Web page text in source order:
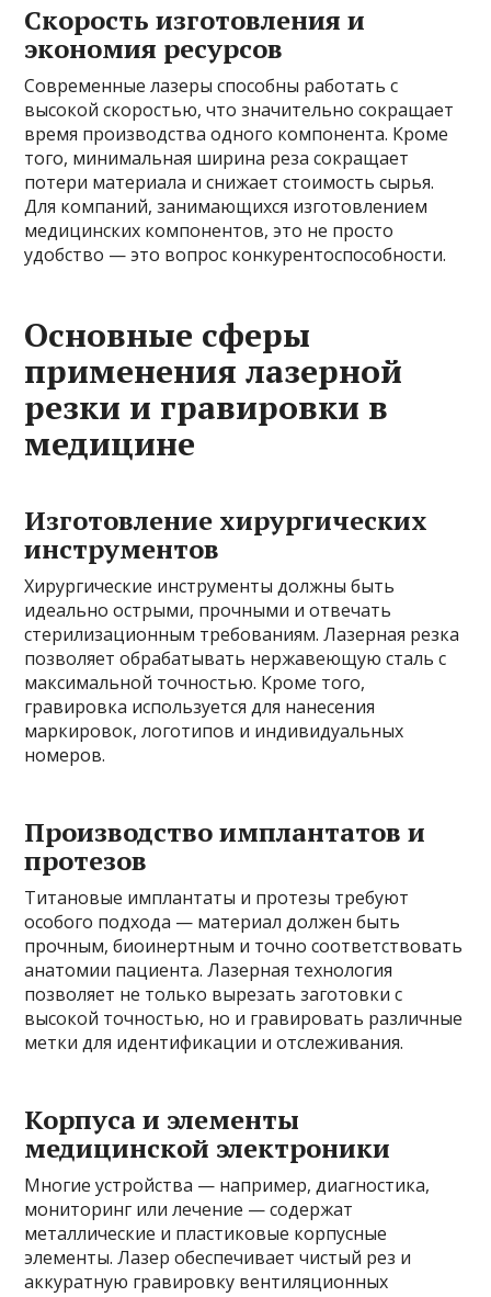
Скорость изготовления и
экономия ресурсов
Современные лазеры способны работать с
высокой скоростью, что значительно сокращает
время производства одного компонента. Кроме
того, минимальная ширина реза сокращает
потери материала и снижает стоимость сырья.
Для компаний, занимающихся изготовлением
медицинских компонентов, это не просто
удобство — это вопрос конкурентоспособности.
Основные сферы
применения лазерной
резки и гравировки в
медицине
Изготовление хирургических
инструментов
Хирургические инструменты должны быть
идеально острыми, прочными и отвечать
стерилизационным требованиям. Лазерная резка
позволяет обрабатывать нержавеющую сталь с
максимальной точностью. Кроме того,
гравировка используется для нанесения
маркировок, логотипов и индивидуальных
номеров.
Производство имплантатов и
протезов
Титановые имплантаты и протезы требуют
особого подхода — материал должен быть
прочным, биоинертным и точно соответствовать
анатомии пациента. Лазерная технология
позволяет не только вырезать заготовки с
высокой точностью, но и гравировать различные
метки для идентификации и отслеживания.
Корпуса и элементы
медицинской электроники
Многие устройства — например, диагностика,
мониторинг или лечение — содержат
металлические и пластиковые корпусные
элементы. Лазер обеспечивает чистый рез и
аккуратную гравировку вентиляционных